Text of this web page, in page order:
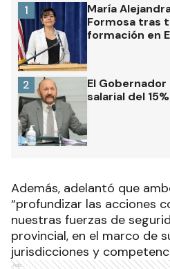
María
Formosa tras
formación en
1
El
salarial del
2
Además, adelantó que
“profundizar las acciones
nuestras fuerzas de
provincial, en el marco de
jurisdicciones y
Ads